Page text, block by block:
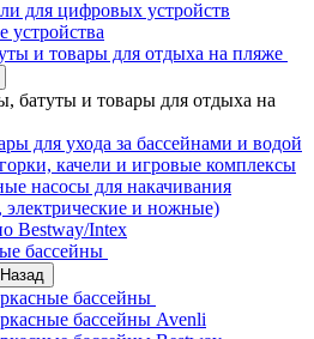
для цифровых устройств
устройства
и товары для отдыха на пляже
батуты и товары для отдыха на
для ухода за бассейнами и водой
качели и игровые комплексы
насосы для накачивания
электрические и ножные)
Bestway/Intex
бассейны
Назад
бассейны
бассейны Avenli